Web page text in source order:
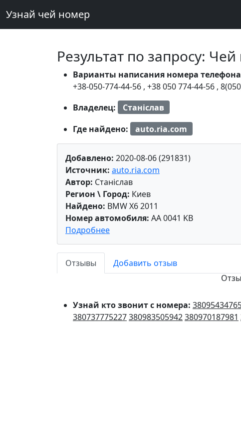
Узнай чей номер
Результат по запросу:
Варианты написания номера
+38-050-774-44-56 , +38 050 774-44-56 ,
Владелец:
Станіслав
Где найдено:
auto.ria.com
Добавлено: 2020-08-06 (291831)
Источник: auto.ria.com
Автор: Станіслав
Регион \ Город: Киев
Найдено: BMW X6 2011
Номер автомобиля: AA 0041 KB
Подробнее
Отзывы
Добавить отзыв
Узнай кто звонит с номера:
380737775227380983505942380970187981